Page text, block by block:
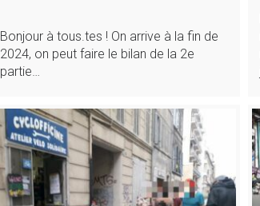
Bonjour à tous.tes ! On arrive à la fin de
2024, on peut faire le bilan de la 2e
partie…